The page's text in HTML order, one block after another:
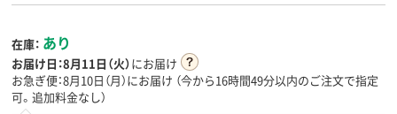
在庫： あり
お届け日：8月11日（火）にお届け
お急ぎ便：8月10日（月）にお届け （今から16時間49分以内のご注文で指定
可。追加料金なし）